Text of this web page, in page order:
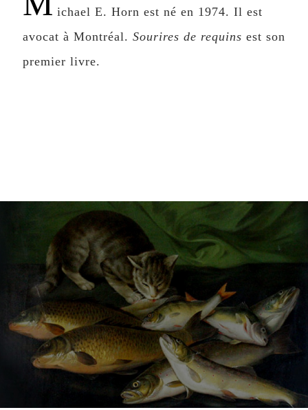
ichael E. Horn est né en 1974. Il est
avocat à Montréal. Sourires de requins est son
premier livre.